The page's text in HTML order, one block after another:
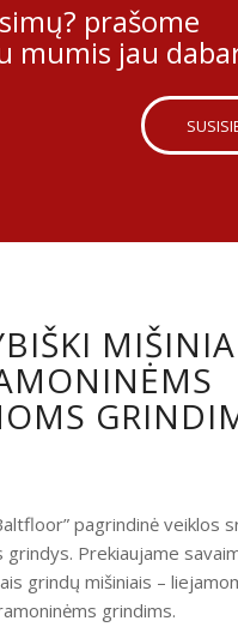
prašome
mumis jau
pagrindinė veiklos
grindys. Prekiaujame
grindų mišiniais –
grindims.